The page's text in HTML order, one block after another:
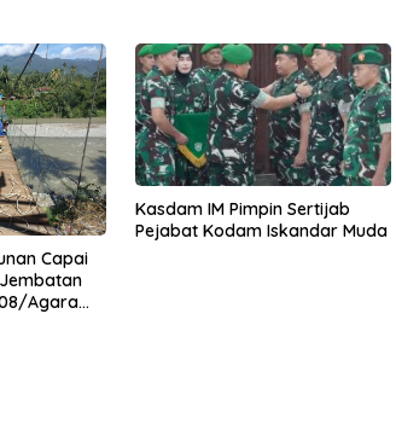
Capai
Agara
Kasdam IM Pimpin Sertijab
Pejabat Kodam Iskandar Muda